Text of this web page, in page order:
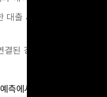
대출 시뮬레이션 → 웹에
된 경험’이 신뢰를 만든다
측에서 제안으로